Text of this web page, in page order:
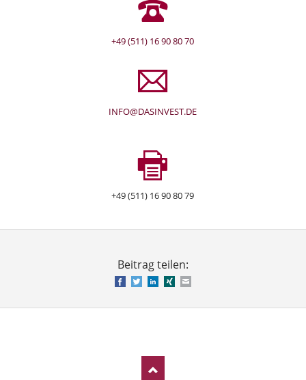
+49 (511) 16 90 80 70
INFO@DASINVEST.DE
+49 (511) 16 90 80 79
Beitrag teilen:
FacebookTwitterLinkedIn
Xing